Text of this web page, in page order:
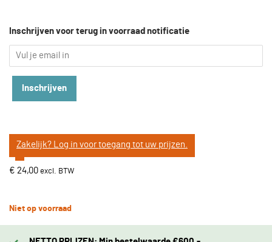
Inschrijven voor terug in voorraad notificatie
Inschrijven
Zakelijk? Log in voor toegang tot uw prijzen.
€ 24,00
Niet op voorraad